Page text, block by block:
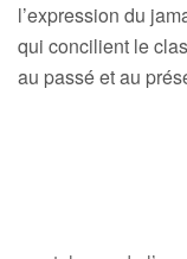
l’expression du
qui concilient le
au passé et au